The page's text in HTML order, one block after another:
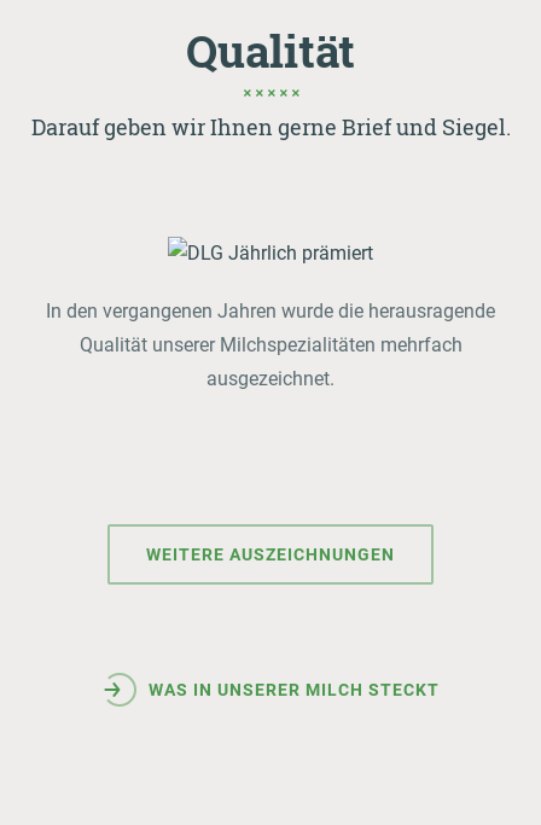
Qualität
Darauf geben wir Ihnen gerne Brief und Siegel.
In den vergangenen Jahren wurde die herausragende
Qualität unserer Milchspezialitäten mehrfach
ausgezeichnet.
WEITERE AUSZEICHNUNGEN
WAS IN UNSERER MILCH STECKT